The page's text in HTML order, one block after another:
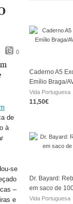
0
de
à
se
–
e
Caderno A5
Emílio Braga/
Vida Portuguesa
11,50€
Dr. Bayard:
em saco de
Vida Portuguesa